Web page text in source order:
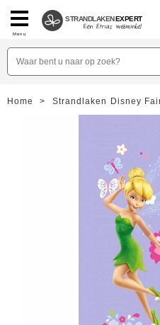
Menu
STRANDLAKENEXPERT
Home > Strandlaken Disney